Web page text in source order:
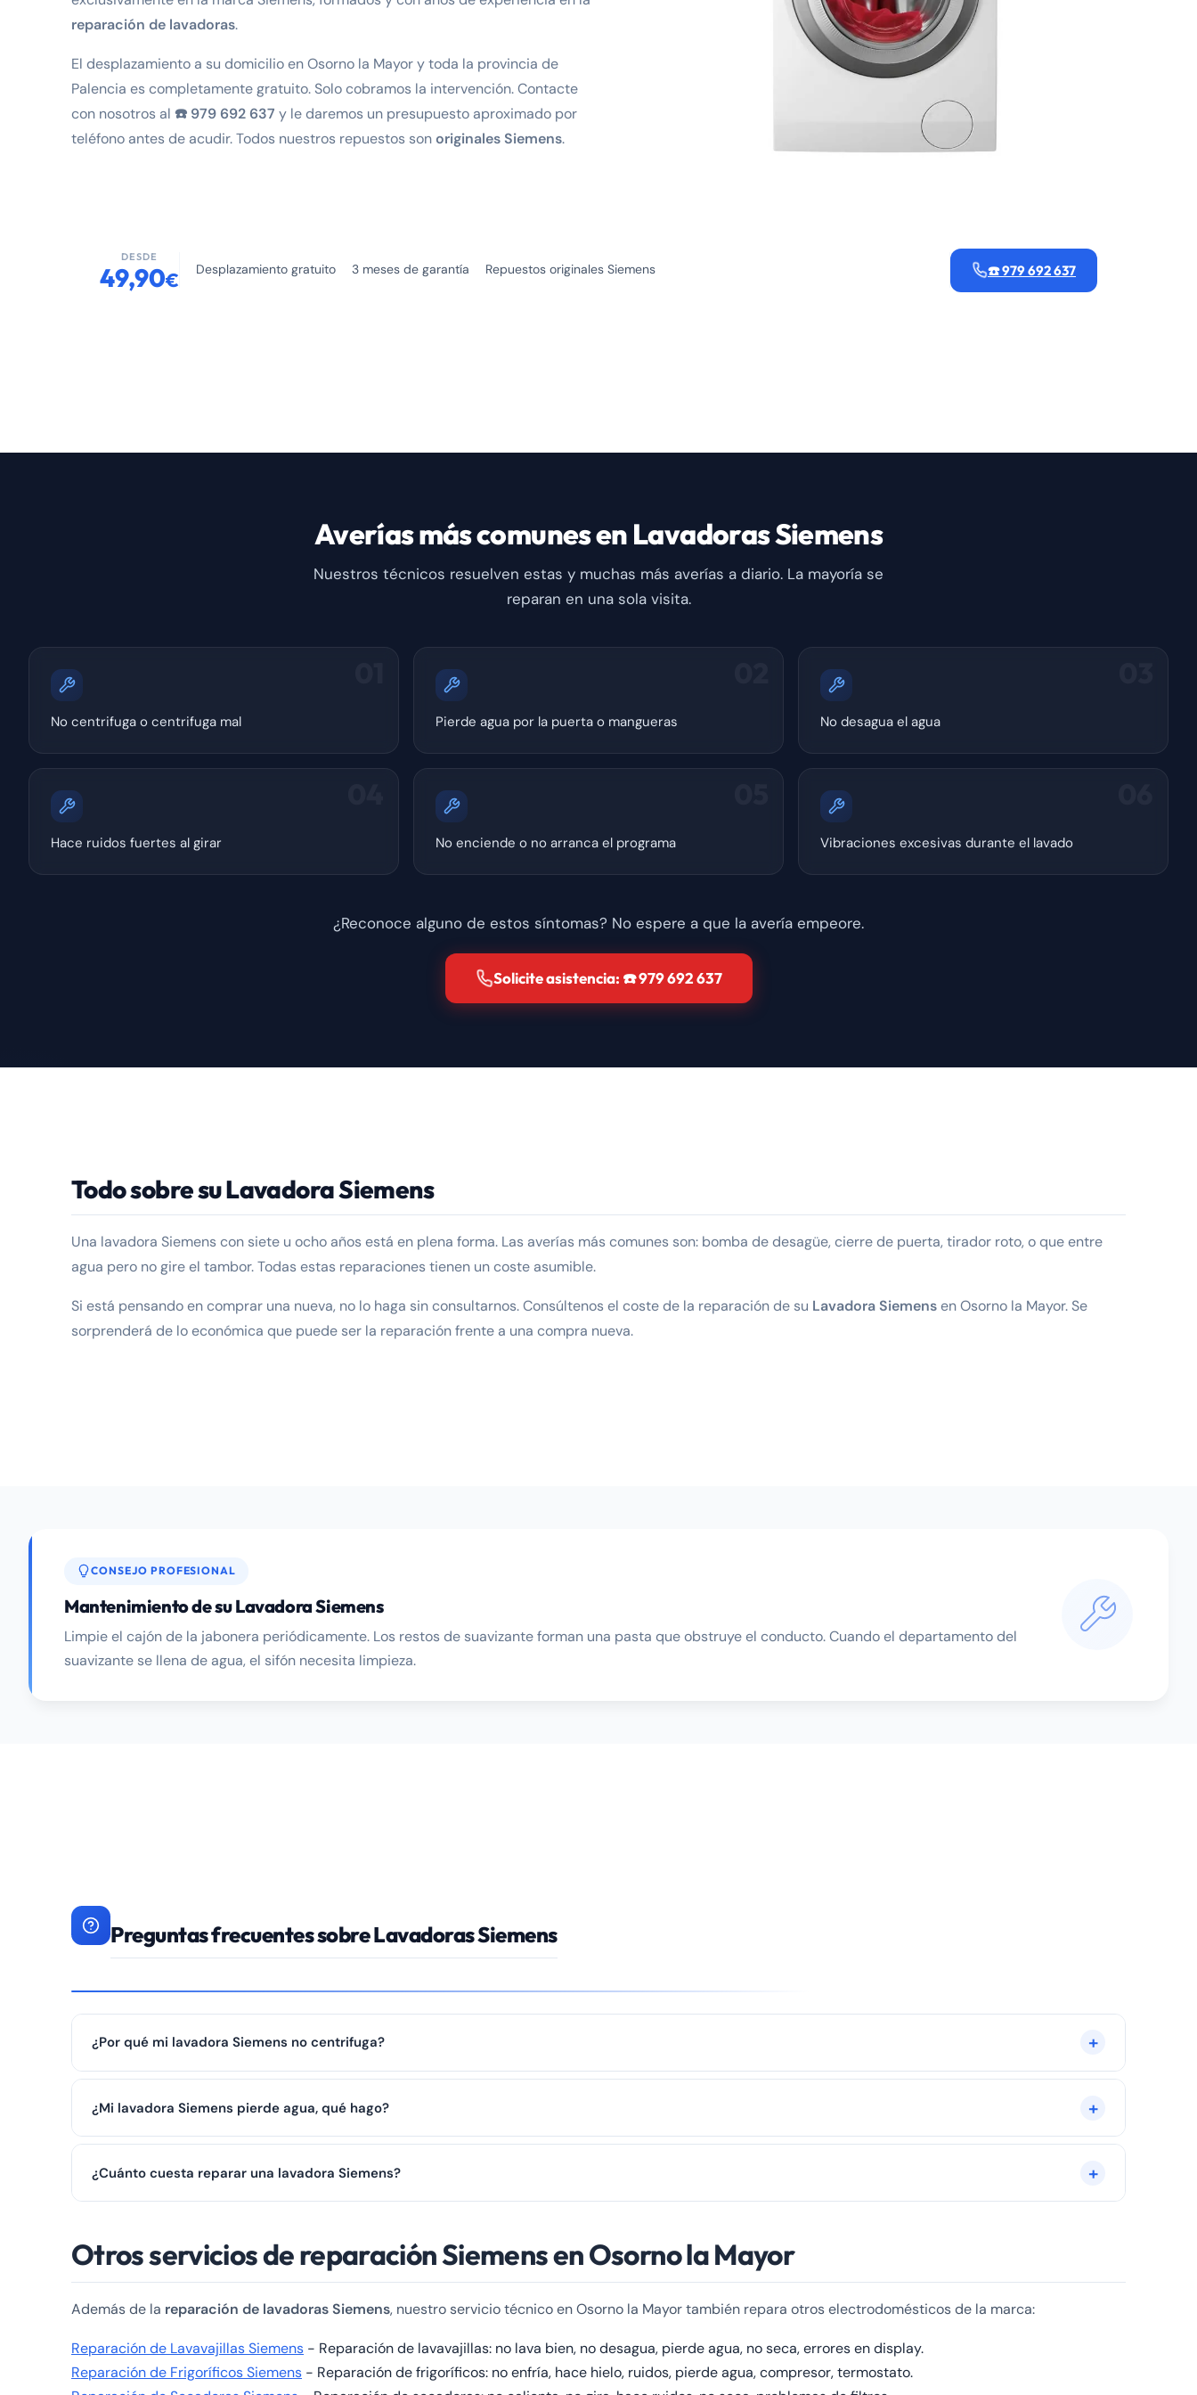
reparación de lavadoras.
El desplazamiento a su domicilio en Osorno la Mayor y toda la provincia de
Palencia es completamente gratuito. Solo cobramos la intervención. Contacte
con nosotros al ☎️ 979 692 637 y le daremos un presupuesto aproximado por
teléfono antes de acudir. Todos nuestros repuestos son originales Siemens.
DESDE
49,90€ Desplazamiento gratuito 3 meses de garantía Repuestos originales Siemens ☎️ 979 692 637
Averías más comunes en Lavadoras Siemens
Nuestros técnicos resuelven estas y muchas más averías a diario. La mayoría se
reparan en una sola visita.
No centrifuga o centrifuga mal Pierde agua por la puerta o mangueras No desagua el agua
Hace ruidos fuertes al girar No enciende o no arranca el programa Vibraciones excesivas durante el lavado
¿Reconoce alguno de estos síntomas? No espere a que la avería empeore.
Solicite asistencia: ☎️ 979 692 637
Todo sobre su Lavadora Siemens
Una lavadora Siemens con siete u ocho años está en plena forma. Las averías más comunes son: bomba de desagüe, cierre de puerta, tirador roto, o que entre
agua pero no gire el tambor. Todas estas reparaciones tienen un coste asumible.
Si está pensando en comprar una nueva, no lo haga sin consultarnos. Consúltenos el coste de la reparación de su Lavadora Siemensen Osorno la Mayor. Se
sorprenderá de lo económica que puede ser la reparación frente a una compra nueva.
CONSEJO PROFESIONAL
Mantenimiento de su Lavadora Siemens
Limpie el cajón de la jabonera periódicamente. Los restos de suavizante forman una pasta que obstruye el conducto. Cuando el departamento del
suavizante se llena de agua, el sifón necesita limpieza.
Preguntas frecuentes sobre Lavadoras Siemens
¿Por qué mi lavadora Siemens no centrifuga?
revise el filtro y la manguera. Si el problema persiste, contacte con nuestro servicio técnico al ☎️ 979 692 637.
¿Mi lavadora Siemens pierde agua, qué hago?
con nosotros al ☎️ 979 692 637 para una revisión profesional.
¿Cuánto cuesta reparar una lavadora Siemens?
692 637 y le daremos un presupuesto aproximado por teléfono.
Otros servicios de reparación Siemens en Osorno la Mayor
Además de la reparación de lavadoras Siemens, nuestro servicio técnico en Osorno la Mayor también repara otros electrodomésticos de la marca:
Reparación de Lavavajillas Siemens - Reparación de lavavajillas: no lava bien, no desagua, pierde agua, no seca, errores en display.
Reparación de Frigoríficos Siemens - Reparación de frigoríficos: no enfría, hace hielo, ruidos, pierde agua, compresor, termostato.